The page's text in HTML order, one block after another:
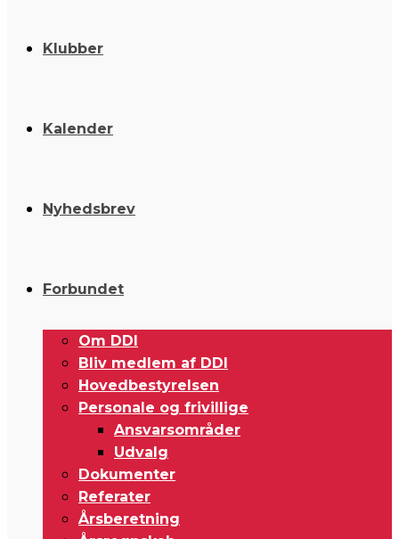
Klubber
Kalender
Nyhedsbrev
Forbundet
Om DDI
Bliv medlem af DDI
Hovedbestyrelsen
Personale og frivillige
Ansvarsområder
Udvalg
Dokumenter
Referater
Årsberetning